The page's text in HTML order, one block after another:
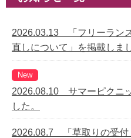
2026.03.13 「フリーラン
直しについて」を掲載しま
New
2026.08.10 サマーピクニ
した。
2026.08.7 「草取りの受付